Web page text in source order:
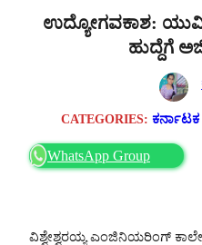
ಉದ್ಯೋಗವಕಾಶ:
ಹುದ್ದೆಗೆ
CATEGORIES:ಕರ್ನಾಟಕ
WhatsApp Group
ವಿಶ್ವೇಶ್ವರಯ್ಯ ಎಂಜಿನಿಯರಿಂಗ್